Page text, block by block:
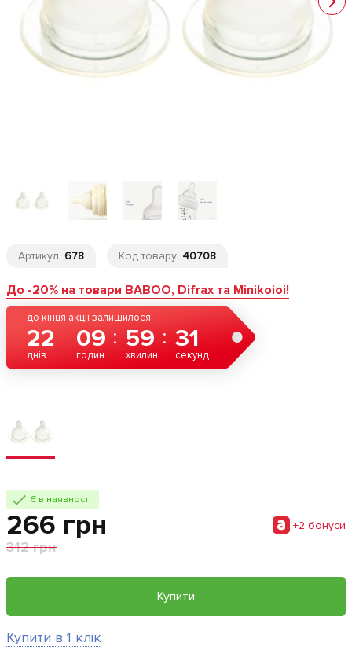
Артикул: 678 Код товару: 40708
До -20% на товари BABOO, Difrax та Minikoioi!
до кінця акції залишилося:
22
днів
09
годин
59
хвилин
31
секунд
Є в наявності
266 грн +2 бонуси
312 грн
Купити
Купити в 1 клік